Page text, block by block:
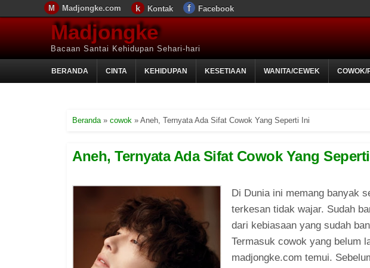
Madjongke.com Kontak Facebook
Madjongke
Bacaan Santai Kehidupan Sehari-hari
BERANDA CINTA KEHIDUPAN KESETIAAN WANITA/CEWEK COWOK/
Beranda» cowok » Aneh, Ternyata Ada Sifat Cowok Yang Seperti Ini
Aneh, Ternyata Ada Sifat Cowok Yang
Di Dunia ini memang banyak
terkesan tidak wajar. Sudah
dari kebiasaan yang sudah
Termasuk cowok yang belum
madjongke.com temui.